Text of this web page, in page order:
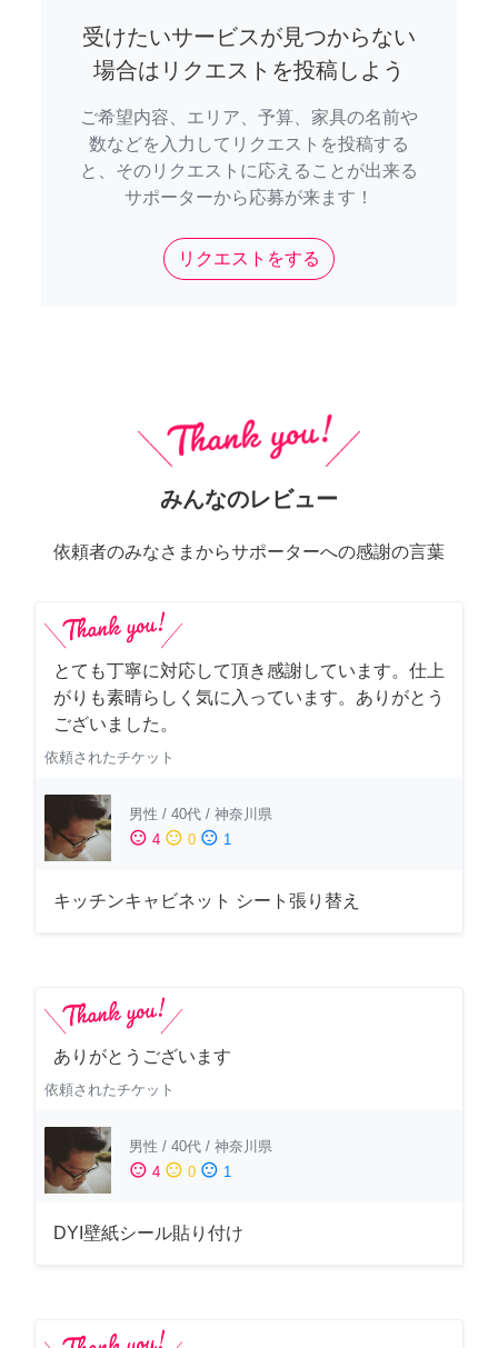
受けたいサービスが見つからない
場合はリクエストを投稿しよう
ご希望内容、エリア、予算、家具の名前や
数などを入力してリクエストを投稿する
と、そのリクエストに応えることが出来る
サポーターから応募が来ます！
リクエストをする
みんなのレビュー
依頼者のみなさまからサポーターへの感謝の言葉
とても丁寧に対応して頂き感謝しています。仕上
がりも素晴らしく気に入っています。ありがとう
ございました。
依頼されたチケット
男性 / 40代 / 神奈川県
sentiment_satisfied 4 sentiment_neutral 0 sentiment_dissatisfied 1
キッチンキャビネット シート張り替え
ありがとうございます
依頼されたチケット
男性 / 40代 / 神奈川県
sentiment_satisfied 4 sentiment_neutral 0 sentiment_dissatisfied 1
DYI壁紙シール貼り付け